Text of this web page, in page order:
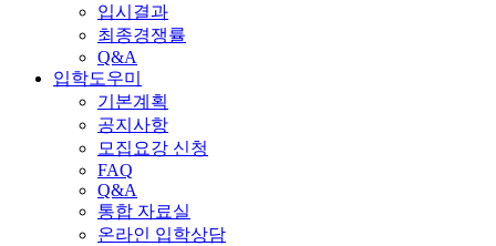
입시결과
최종경쟁률
Q&A
입학도우미
기본계획
공지사항
모집요강 신청
FAQ
Q&A
통합 자료실
온라인 입학상담